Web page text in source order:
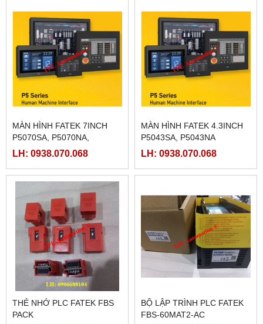
MÀN HÌNH FATEK 7INCH
P5070SA, P5070NA,
P5070ZA
LH: 0938.070.068
MÀN HÌNH FATEK 4.3INCH
P5043SA, P5043NA
LH: 0938.070.068
THẺ NHỚ PLC FATEK FBS
PACK
BỘ LẬP TRÌNH PLC FATEK
FBS-60MAT2-AC